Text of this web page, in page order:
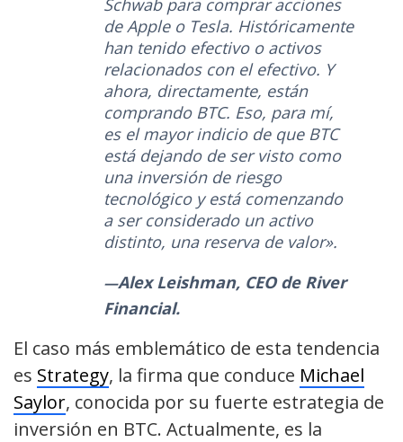
Schwab para comprar acciones
de Apple o Tesla. Históricamente
han tenido efectivo o activos
relacionados con el efectivo. Y
ahora, directamente, están
comprando BTC. Eso, para mí,
es el mayor indicio de que BTC
está dejando de ser visto como
una inversión de riesgo
tecnológico y está comenzando
a ser considerado un activo
distinto, una reserva de valor».
Alex Leishman, CEO de River
Financial.
El caso más emblemático de esta tendencia
es Strategy, la firma que conduce Michael
Saylor, conocida por su fuerte estrategia de
inversión en BTC. Actualmente, es la